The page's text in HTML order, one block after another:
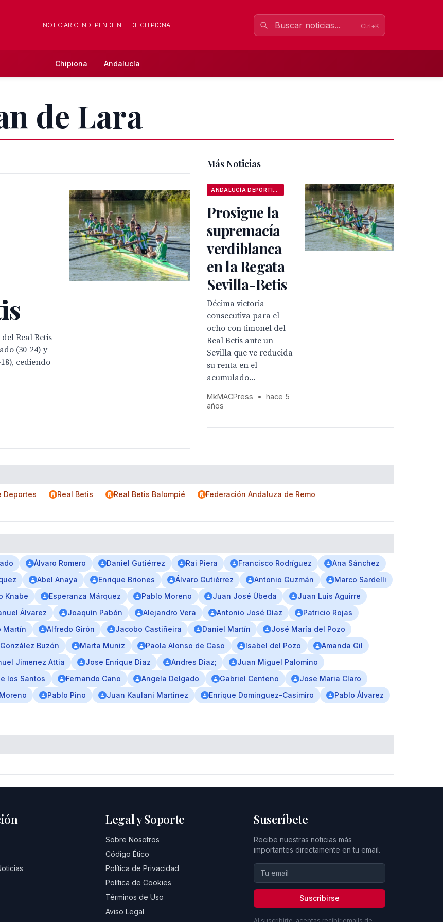
NOTICIARIO INDEPENDIENTE DE CHIPIONA Ctrl+K
Chipiona Andalucía
de Lara
Real Betis
(30-24) y
cediendo
Más Noticias
Prosigue la
supremacía
verdiblanca
en la Regata
Sevilla-Betis
Décima victoria
consecutiva para el
ocho con timonel del
Real Betis ante un
Sevilla que ve reducida
su renta en el
acumulado...
MkMACPress •
hace 5
años
Deportes Real Betis Real Betis Balompié
Federación Andaluza de Remo
Álvaro Romero Daniel Gutiérrez Rai Piera Francisco Rodríguez
Ana Sánchez
Abel Anaya Enrique Briones Álvaro Gutiérrez Antonio Guzmán
Marco Sardelli
Knabe Esperanza Márquez Pablo Moreno Juan José Úbeda
Juan Luis Aguirre
Álvarez Joaquín Pabón Alejandro Vera Antonio José Díaz
Patricio Rojas
Martín Alfredo Girón Jacobo Castiñeira Daniel Martín
José María del Pozo
Buzón Marta Muniz Paola Alonso de Caso Isabel del Pozo
Amanda Gil
Jimenez Attia Jose Enrique Diaz Andres Diaz;
Juan Miguel Palomino
los Santos Fernando Cano Angela Delgado Gabriel Centeno
Jose Maria Claro
Pablo Pino Juan Kaulani Martinez Enrique Dominguez-Casimiro
Pablo Álvarez
Legal y Soporte
Sobre Nosotros
Código Ético
Política de Privacidad
Política de Cookies
Términos de Uso
Aviso Legal
Suscríbete
Recibe nuestras noticias más
importantes directamente en tu email.
Suscribirse